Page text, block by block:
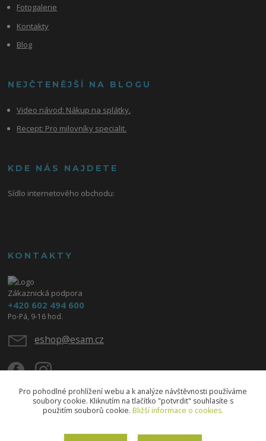
Fotogalerie
Kontakty
Blog
NEJČTENĚJŠÍ NA BLOGU
Video návod: Nákup na splátky.
Recept: Pro milovníky specialit.
KDE NÁS NAJDETE
Sídlo internetového obchodu:
KONTAKTY
Zákaznická podpora
+420 602 494 600
Po-Pá, 9-16 hod.
eshop@esam.cz
Pro pohodlné prohlížení webu a k analýze návštěvnosti používáme
soubory cookie. Kliknutím na tlačítko "potvrdit" souhlasíte s
použitím souborů cookie. Bližší informace o cookies.